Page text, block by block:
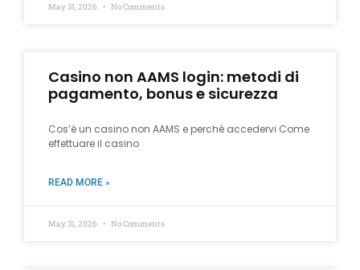
May 31, 2026 No Comments
Casino non AAMS login: metodi di
pagamento, bonus e sicurezza
Cos’è un casino non AAMS e perché accedervi Come
effettuare il casino
READ MORE »
May 31, 2026 No Comments